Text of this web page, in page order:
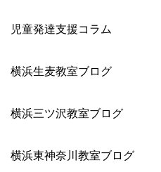
児童発達支援コラム
横浜生麦教室ブログ
横浜三ツ沢教室ブログ
横浜東神奈川教室ブログ